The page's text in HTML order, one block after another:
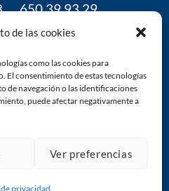
de las cookies
como las cookies para
El consentimiento de estas tecnologías
de navegación o las identificaciones
puede afectar negativamente a
Ver preferencias
privacidad
650 39 93 29